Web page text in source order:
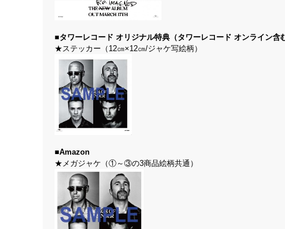
■タワーレコード オリジナル特典（タワーレコード オンライン含
★ステッカー（12㎝×12㎝/ジャケ写絵柄）
■Amazon
★メガジャケ（①～③の3商品絵柄共通）